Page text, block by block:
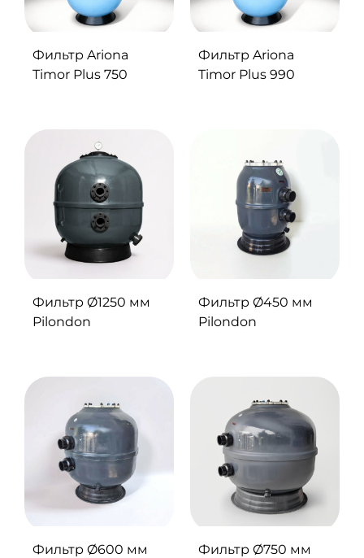
Фильтр Ariona
Timor Plus 750
Фильтр Ariona
Timor Plus 990
Фильтр Ø1250 мм
Pilondon
Фильтр Ø450 мм
Pilondon
Фильтр Ø600 мм
Фильтр Ø750 мм